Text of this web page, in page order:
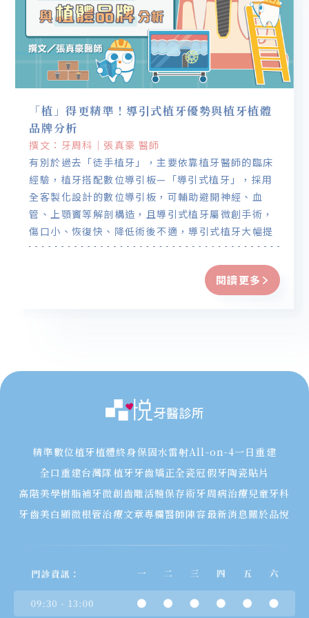
「植」得更精準！導引式植牙優勢與植牙植體
品牌分析
撰文：牙周科｜張真豪 醫師
有別於過去「徒手植牙」，主要依靠植牙醫師的臨床
經驗，植牙搭配數位導引板—「導引式植牙」，採用
全客製化設計的數位導引板，可輔助避開神經、血
管、上顎竇等解剖構造，且導引式植牙屬微創手術，
傷口小、恢復快、降低術後不適，導引式植牙大幅提
升植牙的安全性、成功率和精準度。
閱讀更多
精準數位植牙植體終身保固水雷射All-on-4一日重建
全口重建台灣隊植牙牙齒矯正全瓷冠假牙陶瓷貼片
高階美學樹脂補牙微創齒雕活髓保存術牙周病治療兒童牙科
牙齒美白 顯微根管治療文章專欄醫師陣容最新消息關於品悅